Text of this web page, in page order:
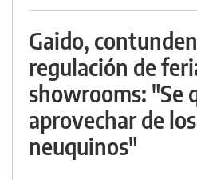
Gaido,
regulación de
showrooms: "Se
aprovechar de
neuquinos"